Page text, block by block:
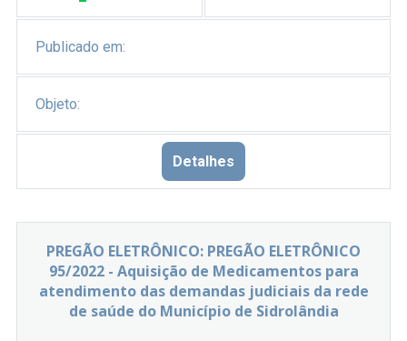
Publicado em:
Objeto:
Detalhes
PREGÃO ELETRÔNICO: PREGÃO ELETRÔNICO
95/2022 - Aquisição de Medicamentos para
atendimento das demandas judiciais da rede
de saúde do Município de Sidrolândia